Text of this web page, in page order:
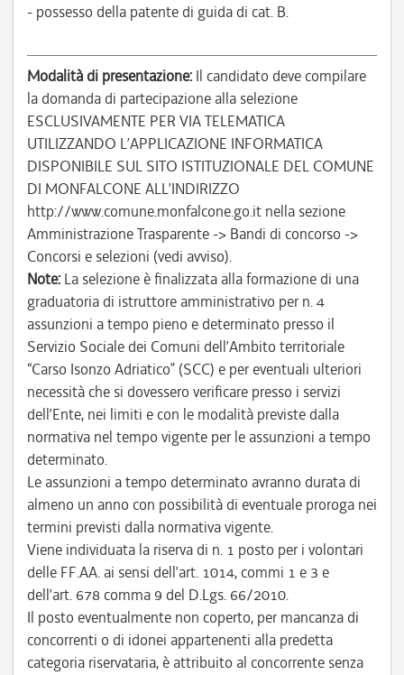
- possesso della patente di guida di cat. B.
Modalità di presentazione: Il candidato deve compilare
la domanda di partecipazione alla selezione
ESCLUSIVAMENTE PER VIA TELEMATICA
UTILIZZANDO L’APPLICAZIONE INFORMATICA
DISPONIBILE SUL SITO ISTITUZIONALE DEL COMUNE
DI MONFALCONE ALL’INDIRIZZO
http://www.comune.monfalcone.go.it nella sezione
Amministrazione Trasparente -> Bandi di concorso ->
Concorsi e selezioni (vedi avviso).
Note: La selezione è finalizzata alla formazione di una
graduatoria di istruttore amministrativo per n. 4
assunzioni a tempo pieno e determinato presso il
Servizio Sociale dei Comuni dell’Ambito territoriale
“Carso Isonzo Adriatico” (SCC) e per eventuali ulteriori
necessità che si dovessero verificare presso i servizi
dell’Ente, nei limiti e con le modalità previste dalla
normativa nel tempo vigente per le assunzioni a tempo
determinato.
Le assunzioni a tempo determinato avranno durata di
almeno un anno con possibilità di eventuale proroga nei
termini previsti dalla normativa vigente.
Viene individuata la riserva di n. 1 posto per i volontari
delle FF.AA. ai sensi dell’art. 1014, commi 1 e 3 e
dell’art. 678 comma 9 del D.Lgs. 66/2010.
Il posto eventualmente non coperto, per mancanza di
concorrenti o di idonei appartenenti alla predetta
categoria riservataria, è attribuito al concorrente senza